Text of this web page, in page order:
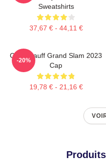
Sweatshirts
37,67 € - 44,11 €
Coco Gauff Grand Slam 2023
Cap
19,78 € - 21,16 €
-20%